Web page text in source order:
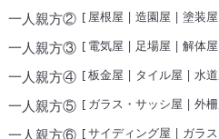
一人親方②[ 屋根屋 | 造園屋 | 塗装屋
一人親方③[ 電気屋 | 足場屋 | 解体屋
一人親方④[板金屋 | タイル屋 | 水
一人親方⑤[ ガラス・サッシ屋 | 外
一人親方⑥[サイディング屋 | ガラ